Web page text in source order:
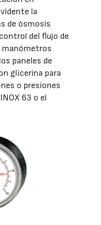
la
de ósmosis
del flujo de
manómetros
paneles de
glicerina para
o presiones
63 o el